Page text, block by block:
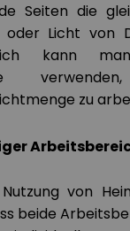
Seiten die
Licht von
kann
zu
von
beide